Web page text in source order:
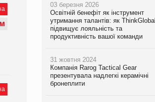
М
03 березня 2026
Освітній бенефіт як інструмент
утримання талантів: як ThinkGlobal
підвищує лояльність та
продуктивність вашої команди
31 жовтня 2024
Компанія Rarog Tactical Gear
презентувала надлегкі керамічні
бронеплити